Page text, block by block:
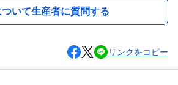
いて生産者に質問する
リンクをコピー